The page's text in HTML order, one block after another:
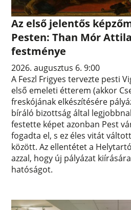
Az első jelentős
Pesten: Than Mór
festménye
2026. augusztus 6. 9:00
A Feszl Frigyes tervezte pesti
első emeleti étterem (akkor
freskójának elkészítésére
bíráló bizottság által
festette képet azonban Pest
fogadta el, s ez éles vitát
között. Az ellentétet a
azzal, hogy új pályázat
hatóságot.